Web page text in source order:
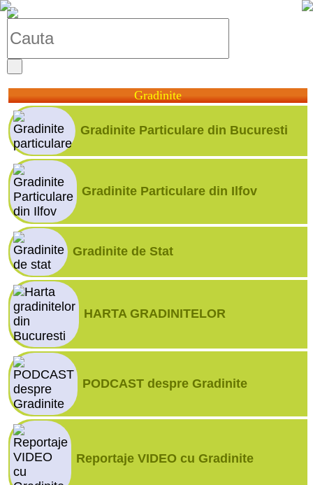
Gradinite
Gradinite Particulare din Bucuresti
Gradinite Particulare din Ilfov
Gradinite de Stat
HARTA GRADINITELOR
PODCAST despre Gradinite
Reportaje VIDEO cu Gradinite